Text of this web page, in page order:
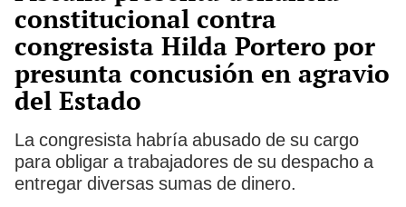
constitucional contra
congresista Hilda Portero por
presunta concusión en agravio
del Estado
La congresista habría abusado de su cargo
para obligar a trabajadores de su despacho a
entregar diversas sumas de dinero.